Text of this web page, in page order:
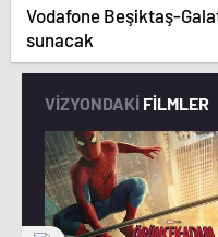
Vodafone Beşiktaş-
sunacak
VİZYONDAKİ FİLMLER